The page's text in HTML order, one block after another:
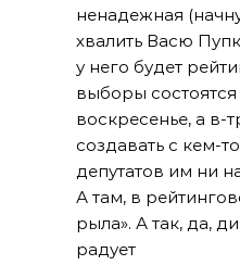
ненадежная
хвалить Васю
у него будет
выборы
воскресенье, а в-
создавать с кем-
депутатов им ни
А там, в
рыла». А так, да,
радует